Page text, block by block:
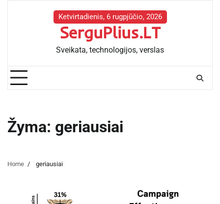
Ketvirtadienis, 6 rugpjūčio, 2026
SerguPlius.LT
Sveikata, technologijos, verslas
Žyma: geriausiai
Home geriausiai